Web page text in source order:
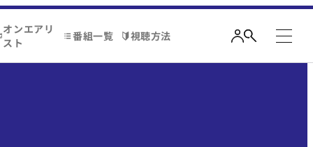
オンエアリ
スト
番組一覧 視聴方法